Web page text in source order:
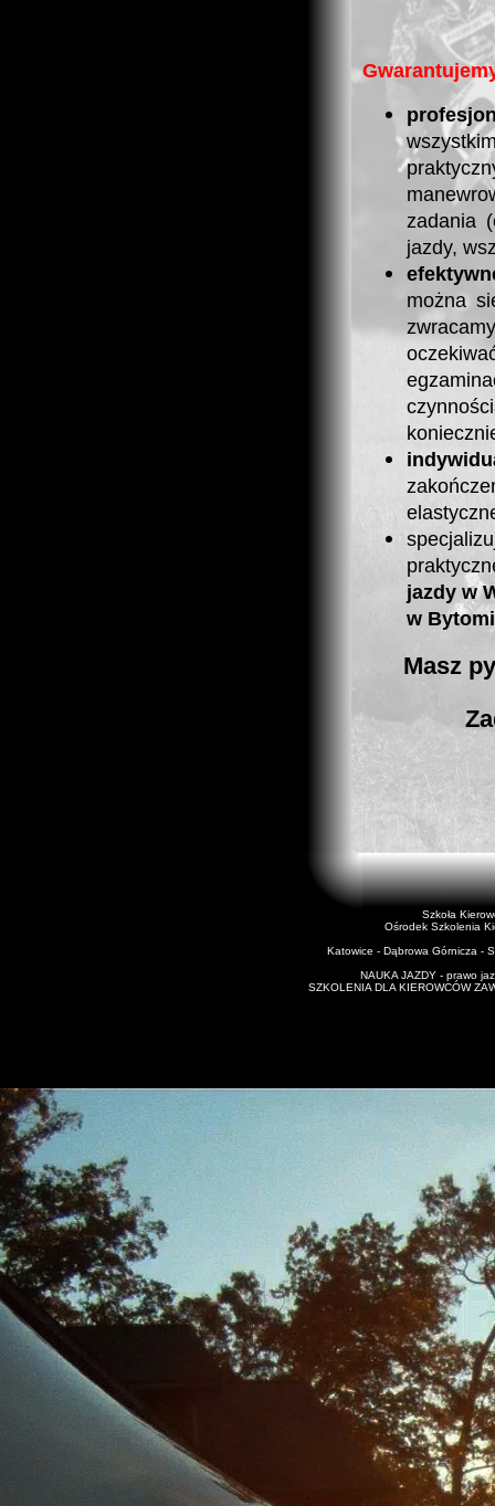
zadania
jazdy,
można
jazdy w
w
Masz
Szkoła
Ośrodek Szkolenia
Katowice - Dąbrowa Górnicza -
NAUKA JAZDY - prawo
SZKOLENIA DLA KIEROWCÓW